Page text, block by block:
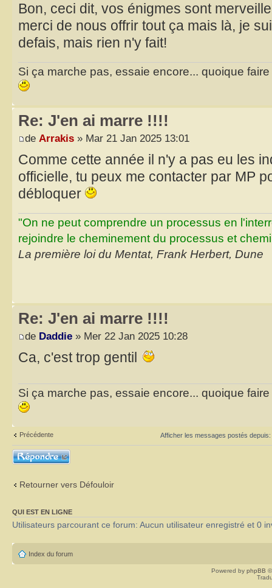
Bon, ceci dit, vos énigmes sont
merci de nous offrir tout ça mais là, je
defais, mais rien n'y fait!
Si ça marche pas, essaie encore... quoique
Re: J'en ai marre !!!!
de Arrakis » Mar 21 Jan 2025 13:01
Comme cette année il n'y a pas eu les
officielle, tu peux me contacter par MP
débloquer
"On ne peut comprendre un processus en
rejoindre le cheminement du processus et
La première loi du Mentat, Frank Herbert, Dune
Re: J'en ai marre !!!!
de Daddie » Mer 22 Jan 2025 10:28
Ca, c'est trop gentil
Si ça marche pas, essaie encore... quoique
Précédente Afficher les messages postés depuis:
Répondre
Retourner vers Défouloir
QUI EST EN LIGNE
Utilisateurs parcourant ce forum: Aucun utilisateur enregistré et 0
Index du forum
Powered by phpBB